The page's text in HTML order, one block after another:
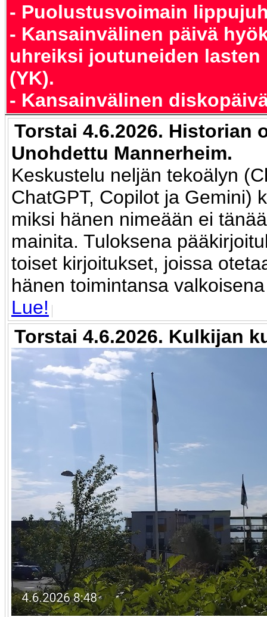
- Puolustusvoimain
- Kansainvälinen päivä
uhreiksi joutuneiden
(YK).
- Kansainvälinen
Torstai 4.6.2026. Historian
Unohdettu Mannerheim.
Keskustelu neljän tekoälyn
ChatGPT, Copilot ja Gemini)
miksi hänen nimeään ei
mainita. Tuloksena
toiset kirjoitukset, joissa
hänen toimintansa
Lue!
Torstai 4.6.2026. Kulkijan